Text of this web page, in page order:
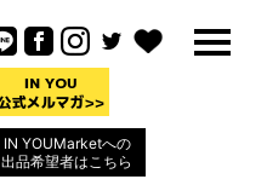
IN YOUMarketへの
出品希望者はこちら